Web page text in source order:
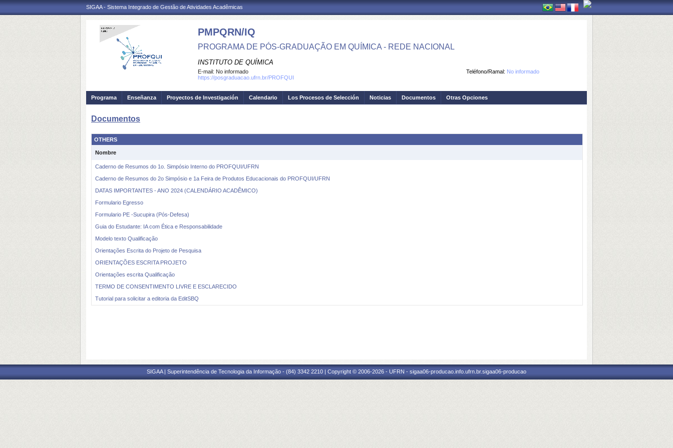
SIGAA - Sistema Integrado de Gestão de Atividades Acadêmicas
PMPQRN/IQ
PROGRAMA DE PÓS-GRADUAÇÃO EM QUÍMICA - REDE NACIONAL
INSTITUTO DE QUÍMICA
Teléfono/Ramal: No informado
E-mail: No informado
https://posgraduacao.ufrn.br/PROFQUI
Programa Enseñanza Proyectos de Investigación Calendario Los Procesos de Selección Noticias Documentos Otras Opciones
Documentos
OTHERS
Nombre
Caderno de Resumos do 1o. Simpósio Interno do PROFQUI/UFRN
Caderno de Resumos do 2o Simpósio e 1a Feira de Produtos Educacionais do PROFQUI/UFRN
DATAS IMPORTANTES - ANO 2024 (CALENDÁRIO ACADÊMICO)
Formulario Egresso
Formulario PE -Sucupira (Pós-Defesa)
Guia do Estudante: IA com Ética e Responsabilidade
Modelo texto Qualificação
Orientações Escrita do Projeto de Pesquisa
ORIENTAÇÕES ESCRITA PROJETO
Orientações escrita Qualificação
TERMO DE CONSENTIMENTO LIVRE E ESCLARECIDO
Tutorial para solicitar a editoria da EditSBQ
SIGAA | Superintendência de Tecnologia da Informação - (84) 3342 2210 | Copyright © 2006-2026 - UFRN - sigaa06-producao.info.ufrn.br.sigaa06-producao